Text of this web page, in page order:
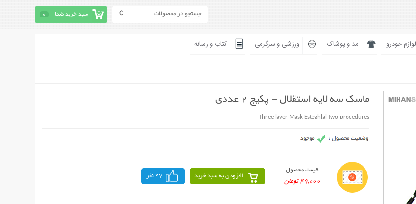
سبد خرید شما 0
لوازم خودرو مد و پوشاک ورزشی و سرگرمی کتاب و رسانه
ماسک سه لایه استقلال - پکیج 2 عددی
Three layer Mask Esteghlal Two procedures
قیمت محصول
49,000 تومان
افزودن به سبد خرید 47 نفر